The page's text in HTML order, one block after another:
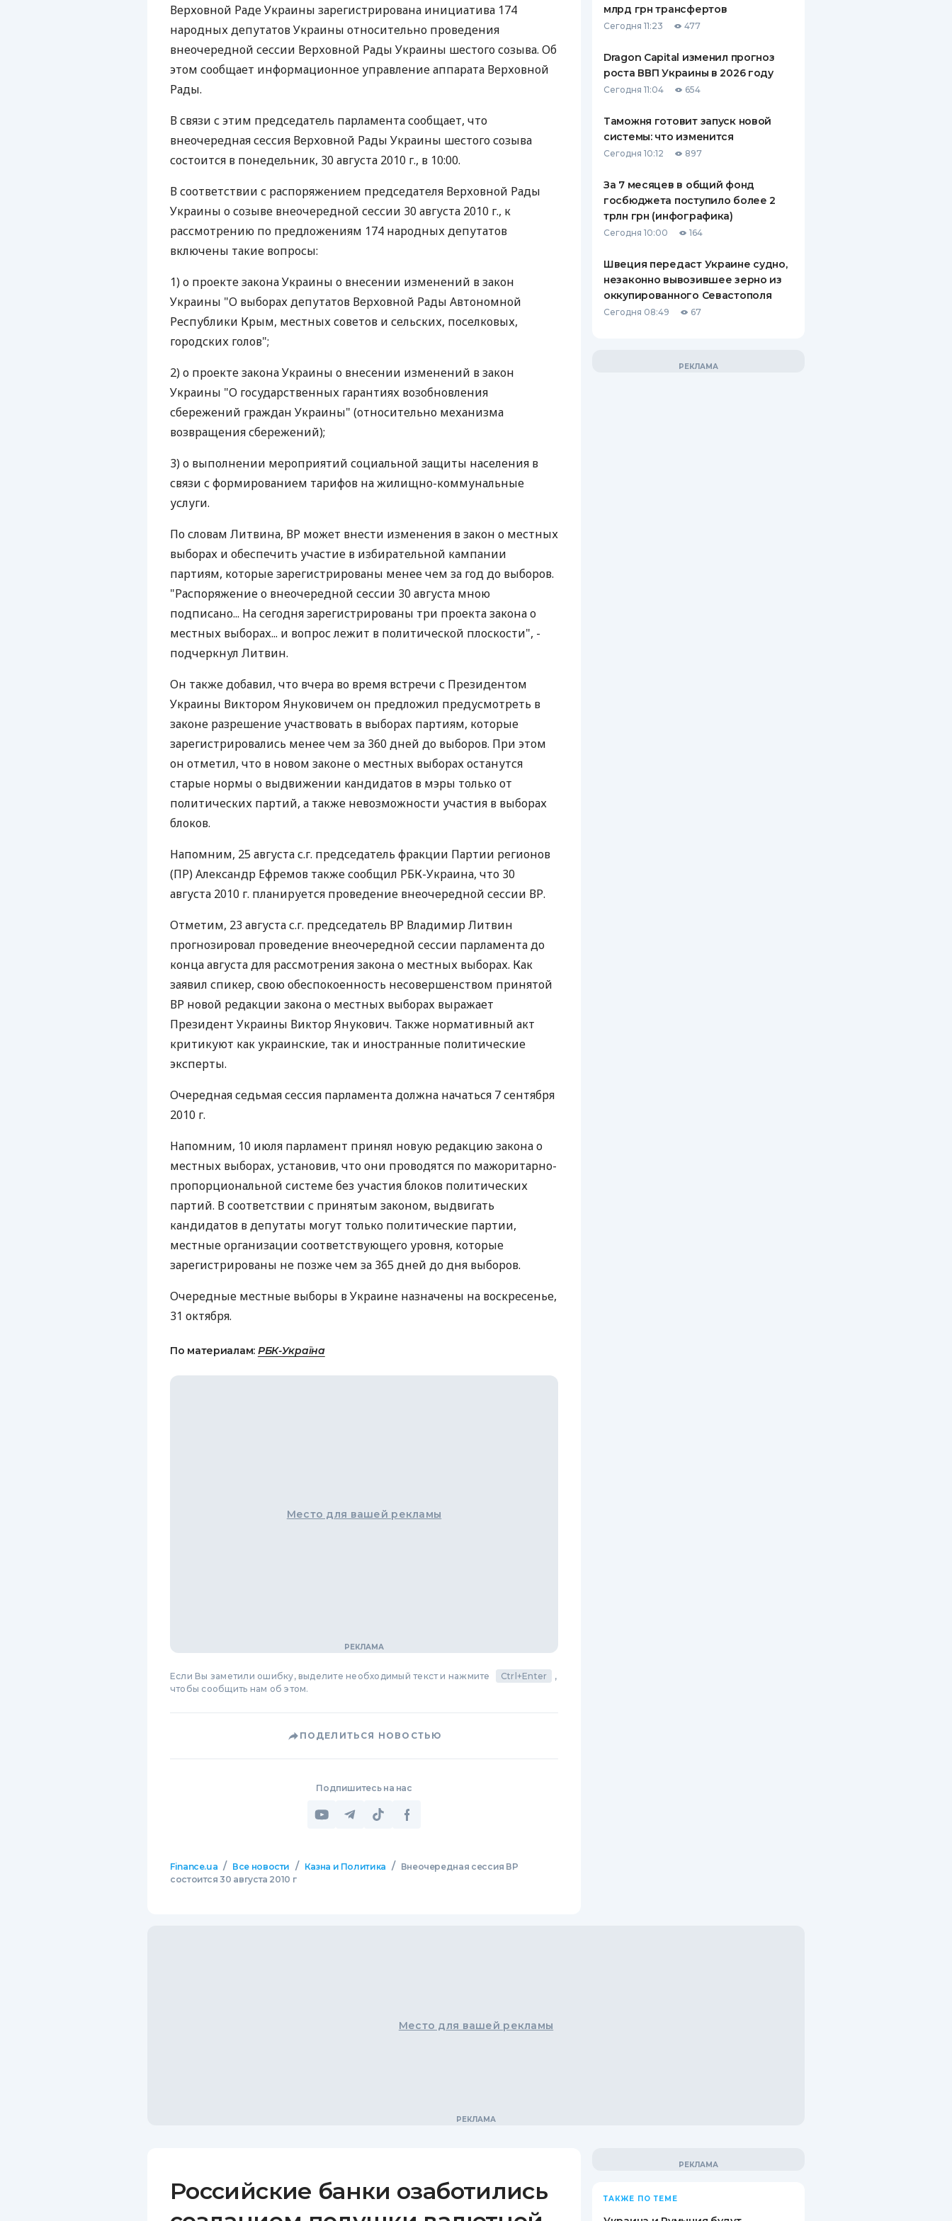
КЕШБЭКА
ПУТЕВОДИТЕЛИ ПО
БАНКОВСКИМ КАРТАМ
ПУТЕВОДИТЕЛИ ПО
ВСЕ СТРАХОВЫЕ ПОЛИСЫ
СТРАХОВЫЕ КОМПАНИИ
ОТЗЫВЫ О СТРАХОВЫХ
КОМПАНИЯХ
КОНТАКТЫ
Верховной Раде Украины зарегистрирована инициатива 174
народных депутатов Украины относительно проведения
внеочередной сессии Верховной Рады Украины шестого созыва. Об
этом сообщает информационное управление аппарата Верховной
Рады.
В связи с этим председатель парламента сообщает, что
внеочередная сессия Верховной Рады Украины шестого созыва
состоится в понедельник, 30 августа 2010 г., в 10:00.
В соответствии с распоряжением председателя Верховной Рады
Украины о созыве внеочередной сессии 30 августа 2010 г., к
рассмотрению по предложениям 174 народных депутатов
включены такие вопросы:
1) о проекте закона Украины о внесении изменений в закон
Украины "О выборах депутатов Верховной Рады Автономной
Республики Крым, местных советов и сельских, поселковых,
городских голов";
2) о проекте закона Украины о внесении изменений в закон
Украины "О государственных гарантиях возобновления
сбережений граждан Украины" (относительно механизма
возвращения сбережений);
3) о выполнении мероприятий социальной защиты населения в
связи с формированием тарифов на жилищно-коммунальные
услуги.
По словам Литвина, ВР может внести изменения в закон о местных
выборах и обеспечить участие в избирательной кампании
партиям, которые зарегистрированы менее чем за год до выборов.
"Распоряжение о внеочередной сессии 30 августа мною
подписано... На сегодня зарегистрированы три проекта закона о
местных выборах... и вопрос лежит в политической плоскости", -
подчеркнул Литвин.
Он также добавил, что вчера во время встречи с Президентом
Украины Виктором Януковичем он предложил предусмотреть в
законе разрешение участвовать в выборах партиям, которые
зарегистрировались менее чем за 360 дней до выборов. При этом
он отметил, что в новом законе о местных выборах останутся
старые нормы о выдвижении кандидатов в мэры только от
политических партий, а также невозможности участия в выборах
блоков.
Напомним, 25 августа с.г. председатель фракции Партии регионов
(ПР) Александр Ефремов также сообщил РБК-Украина, что 30
августа 2010 г. планируется проведение внеочередной сессии ВР.
Отметим, 23 августа с.г. председатель ВР Владимир Литвин
прогнозировал проведение внеочередной сессии парламента до
конца августа для рассмотрения закона о местных выборах. Как
заявил спикер, свою обеспокоенность несовершенством принятой
ВР новой редакции закона о местных выборах выражает
Президент Украины Виктор Янукович. Также нормативный акт
критикуют как украинские, так и иностранные политические
эксперты.
Очередная седьмая сессия парламента должна начаться 7 сентября
2010 г.
Напомним, 10 июля парламент принял новую редакцию закона о
местных выборах, установив, что они проводятся по мажоритарно-
пропорциональной системе без участия блоков политических
партий. В соответствии с принятым законом, выдвигать
кандидатов в депутаты могут только политические партии,
местные организации соответствующего уровня, которые
зарегистрированы не позже чем за 365 дней до дня выборов.
Очередные местные выборы в Украине назначены на воскресенье,
31 октября.
По материалам: РБК-Україна
Место для вашей рекламы
Если Вы заметили ошибку, выделите необходимый текст и нажмите Ctrl+Enter
,
чтобы сообщить нам об этом.
ПОДЕЛИТЬСЯ НОВОСТЬЮ
Подпишитесь на нас
Finance.ua / Все новости / Казна и Политика /
Внеочередная сессия ВР
состоится 30 августа 2010 г
млрд грн трансфертов
Сегодня 11:23 477
Dragon Capital изменил прогноз
роста ВВП Украины в 2026 году
Сегодня 11:04 654
Таможня готовит запуск новой
системы: что изменится
Сегодня 10:12 897
За 7 месяцев в общий фонд
госбюджета поступило более 2
трлн грн (инфографика)
Сегодня 10:00 164
Швеция передаст Украине судно,
незаконно вывозившее зерно из
оккупированного Севастополя
Сегодня 08:49 67
Место для вашей рекламы
Российские банки озаботились
ТАКЖЕ ПО ТЕМЕ